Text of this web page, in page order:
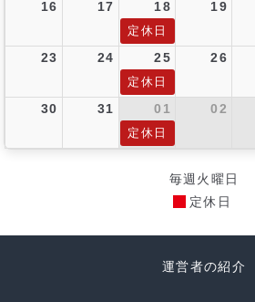
16 17 18 19
定休日
23 24 25 26
定休日
30 31 01 02
定休日
毎週火曜日
定休日
運営者の紹介